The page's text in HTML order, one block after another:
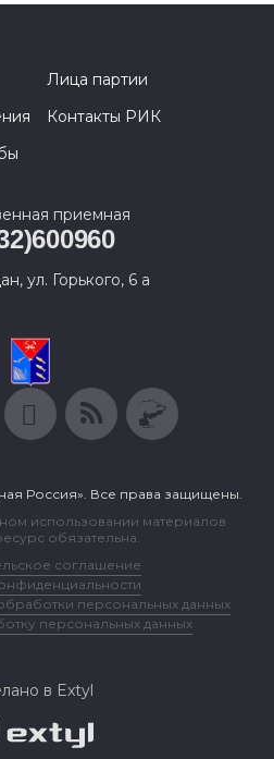
Лица партии
Контакты РИК
приемная
ул. Горького, 6 а
Россия». Все права защищены.
использовании материалов
обязательна.
соглашение
персональных данных
персональных данных
в Extyl